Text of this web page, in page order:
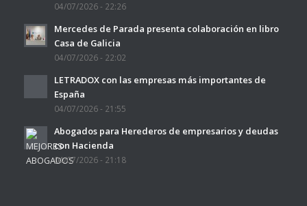
04/07/2026 - 22:26
Mercedes de Parada presenta colaboración en libro
Casa de Galicia
04/07/2026 - 22:02
LETRADOX con las empresas más importantes de
España
04/07/2026 - 21:55
Abogados para Herederos de empresarios y deudas
con Hacienda
04/07/2026 - 21:18